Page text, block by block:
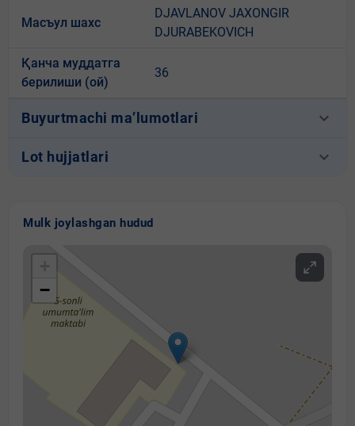
Масъул шахс
DJAVLANOV JAXONGIR
DJURABEKOVICH
Қанча муддатга
берилиши (ой)
36
Buyurtmachi ma’lumotlari keyboard_arrow_down
Lot hujjatlari keyboard_arrow_down
Mulk joylashgan hudud
−